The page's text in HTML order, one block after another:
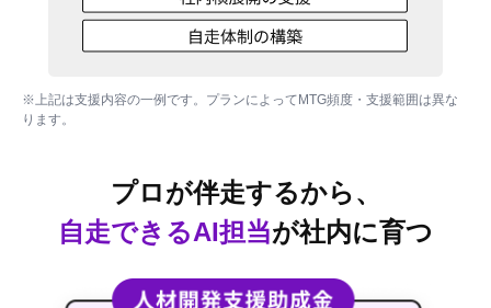
※上記は支援内容の一例です。プランによってMTG頻度・支援範囲は異な
ります。
プロが伴走するから、
自走できるAI担当が社内に育つ